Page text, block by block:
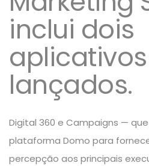
inclui dois
lançados.
Digital 360 e Campaigns —
plataforma Domo para
percepção aos principais